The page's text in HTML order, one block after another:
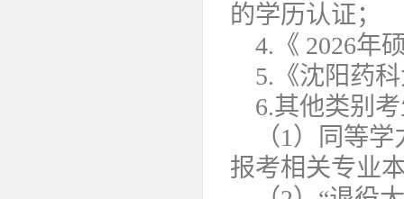
的学历认证；
4.《 2026年
5.《沈阳药
6.其他类别
（1）同等
报考相关专业